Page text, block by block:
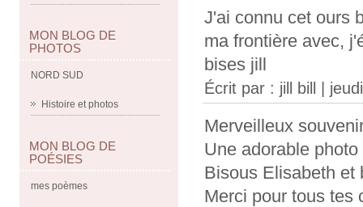
MON BLOG DE
PHOTOS
NORD SUD
Histoire et photos
MON BLOG DE
POÉSIES
mes poèmes
J'ai connu cet ours
ma frontière avec,
bises jill
Écrit par : jill bill |
Merveilleux
Une adorable photo
Bisous Elisabeth et
Merci pour tous tes